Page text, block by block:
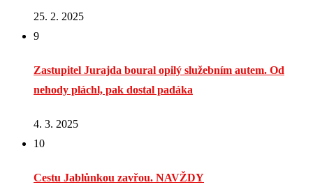
25. 2. 2025
9
Zastupitel Jurajda boural opilý služebním autem. Od
nehody pláchl, pak dostal padáka
4. 3. 2025
10
Cestu Jablůnkou zavřou. NAVŽDY